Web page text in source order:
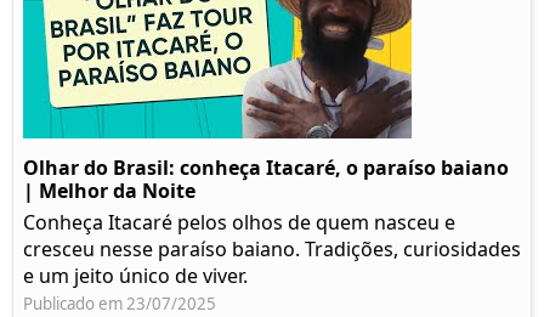
Olhar do Brasil: conheça Itacaré, o paraíso baiano
| Melhor da Noite
Conheça Itacaré pelos olhos de quem nasceu e
cresceu nesse paraíso baiano. Tradições, curiosidades
e um jeito único de viver.
Publicado em 23/07/2025